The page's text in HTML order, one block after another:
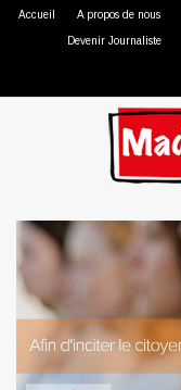
Accueil A propos de nous
Devenir Journaliste